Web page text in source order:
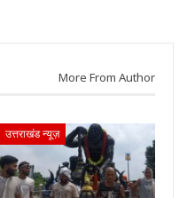
More From Author
उत्तराखंड न्यूज़